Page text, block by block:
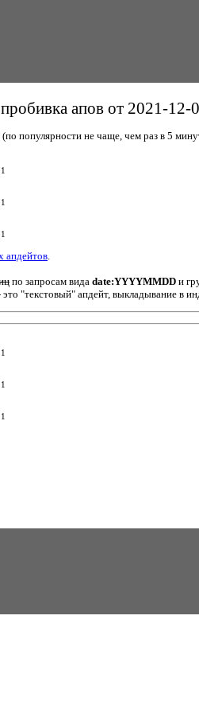
апов от 2021-12-
популярности не чаще, чем раз в 5
апдейтов
по запросам вида date:YYYYMMDD и
"текстовый" апдейт, выкладывание в